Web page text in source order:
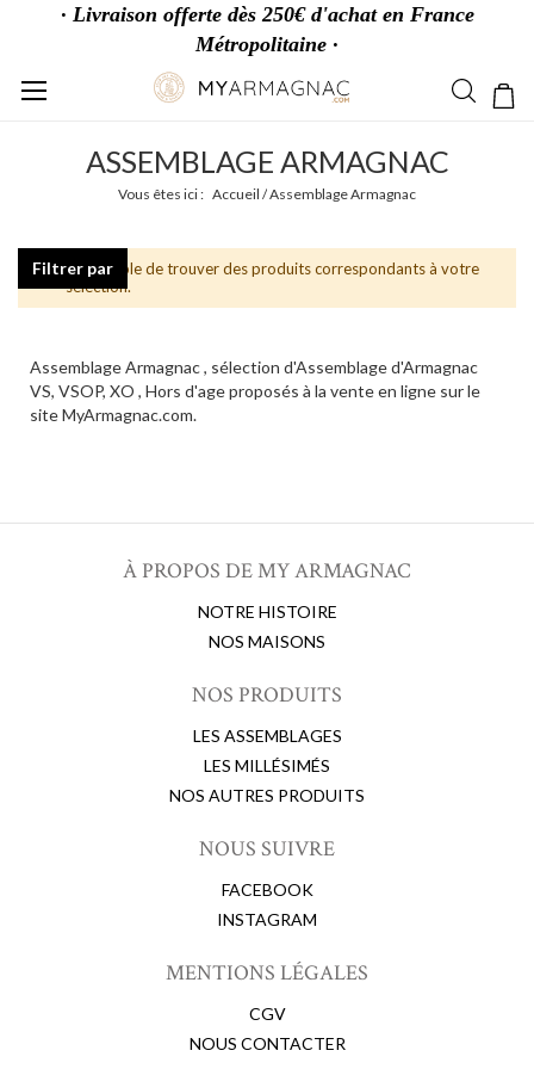
· Livraison offerte dès 250€ d'achat en France
Métropolitaine ·
au
ASSEMBLAGE ARMAGNAC
Vous êtes ici : Accueil Assemblage Armagnac
Impossible de trouver des produits correspondants à votre
sélection.
Assemblage Armagnac , sélection d'Assemblage d'Armagnac
VS, VSOP, XO , Hors d'age proposés à la vente en ligne sur le
site MyArmagnac.com.
Filtrer par
À PROPOS DE MY ARMAGNAC
NOTRE HISTOIRE
NOS MAISONS
NOS PRODUITS
LES ASSEMBLAGES
LES MILLÉSIMÉS
NOS AUTRES PRODUITS
NOUS SUIVRE
FACEBOOK
INSTAGRAM
MENTIONS LÉGALES
CGV
NOUS CONTACTER